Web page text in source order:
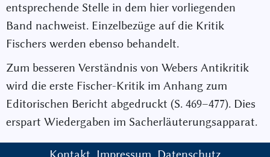
entsprechende Stelle in dem hier vorliegenden
Band nachweist. Einzelbezüge auf die Kritik
Fischers werden ebenso behandelt.
Zum besseren Verständnis von Webers Antikritik
wird die erste Fischer-Kritik im Anhang zum
Editorischen Bericht abgedruckt (S. 469–477). Dies
erspart Wiedergaben im Sacherläuterungsapparat.